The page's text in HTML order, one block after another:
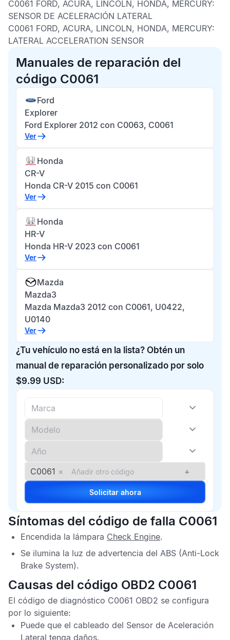
C0061 FORD, ACURA, LINCOLN, HONDA, MERCURY:
SENSOR DE ACELERACIÓN LATERAL
C0061 FORD, ACURA, LINCOLN, HONDA, MERCURY:
LATERAL ACCELERATION SENSOR
Manuales de reparación del
código C0061
Ford
Explorer
Ford Explorer 2012 con C0063, C0061
Ver
Honda
CR-V
Honda CR-V 2015 con C0061
Ver
Honda
HR-V
Honda HR-V 2023 con C0061
Ver
Mazda
Mazda3
Mazda Mazda3 2012 con C0061, U0422,
U0140
Ver
¿Tu vehículo no está en la lista? Obtén un
manual de reparación personalizado por solo
$9.99 USD:
C0061 × +
Solicitar ahora
Síntomas del código de falla C0061
Encendida la lámpara Check Engine.
Se ilumina la luz de advertencia del ABS (Anti-Lock
Brake System).
Causas del código OBD2 C0061
El código de diagnóstico C0061 OBD2 se configura
por lo siguiente:
Puede que el cableado del Sensor de Aceleración
Lateral tenga daños.